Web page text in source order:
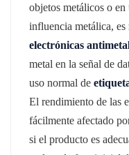
objetos metálicos o
influencia metálica,
electrónicas
metal en la señal de
uso normal de
El rendimiento de las
fácilmente afectado
si el producto es